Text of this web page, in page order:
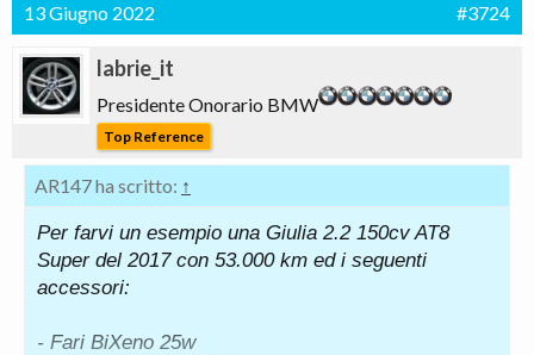
13 Giugno 2022 #3724
labrie_it
Presidente Onorario BMW
Top Reference
AR147 ha scritto: ↑
Per farvi un esempio una Giulia 2.2 150cv AT8
Super del 2017 con 53.000 km ed i seguenti
accessori:
- Fari BiXeno 25w